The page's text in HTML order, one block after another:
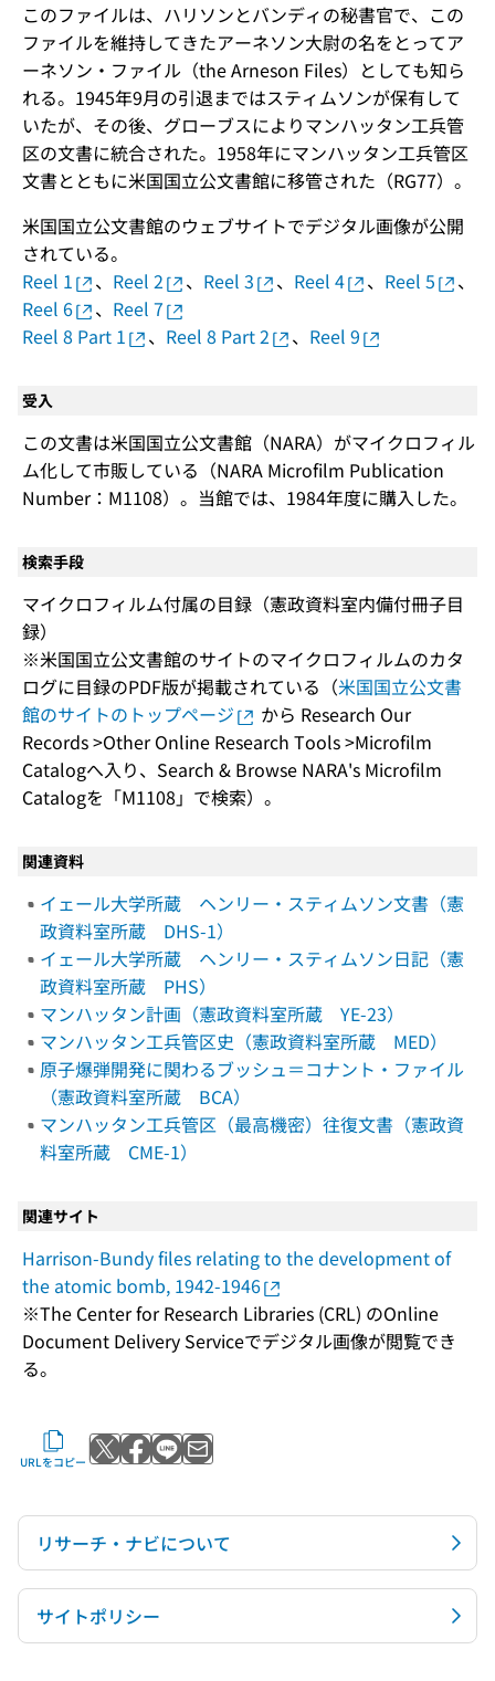
このファイルは、ハリソンとバンディの秘書官で、この
ファイルを維持してきたアーネソン大尉の名をとってア
ーネソン・ファイル（the Arneson Files）としても知ら
れる。1945年9月の引退まではスティムソンが保有して
いたが、その後、グローブスによりマンハッタン工兵管
区の文書に統合された。1958年にマンハッタン工兵管区
文書とともに米国国立公文書館に移管された（RG77）。
米国国立公文書館のウェブサイトでデジタル画像が公開
されている。
Reel 1
、 Reel 2 、 Reel 3 、 Reel 4 、 Reel 5
、
Reel 6
、 Reel 7
Reel 8 Part 1
、 Reel 8 Part 2 、 Reel 9
受入
この文書は米国国立公文書館（NARA）がマイクロフィル
ム化して市販している（NARA Microfilm Publication
Number：M1108）。当館では、1984年度に購入した。
検索手段
マイクロフィルム付属の目録（憲政資料室内備付冊子目
録）
※米国国立公文書館のサイトのマイクロフィルムのカタ
ログに目録のPDF版が掲載されている（米国国立公文書
館のサイトのトップページ
から Research Our
Records >Other Online Research Tools >Microfilm
Catalogへ入り、Search & Browse NARA's Microfilm
Catalogを「M1108」で検索）。
関連資料
イェール大学所蔵 ヘンリー・スティムソン文書（憲
政資料室所蔵 DHS-1）
イェール大学所蔵 ヘンリー・スティムソン日記（憲
政資料室所蔵 PHS）
マンハッタン計画（憲政資料室所蔵 YE-23）
マンハッタン工兵管区史（憲政資料室所蔵 MED）
原子爆弾開発に関わるブッシュ＝コナント・ファイル
（憲政資料室所蔵 BCA）
マンハッタン工兵管区（最高機密）往復文書（憲政資
料室所蔵 CME-1）
関連サイト
Harrison-Bundy files relating to the development of
the atomic bomb, 1942-1946
※The Center for Research Libraries (CRL) のOnline
Document Delivery Serviceでデジタル画像が閲覧でき
る。
URLをコピー Xでポストする
Facebookでシェアする
LINEで送る
メールで送る
リサーチ・ナビについて
サイトポリシー